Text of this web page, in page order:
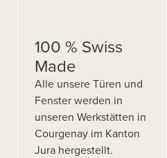
100 % Swiss
Made
Alle unsere Türen und
Fenster werden in
unseren Werkstätten in
Courgenay im Kanton
Jura hergestellt.